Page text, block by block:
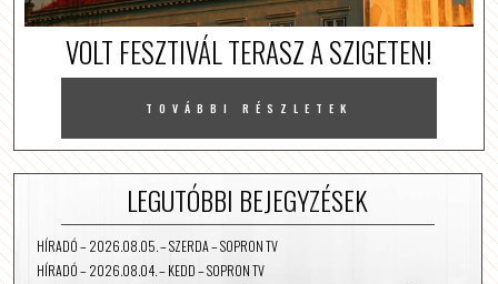
VOLT FESZTIVÁL TERASZ A SZIGETEN!
TOVÁBBI RÉSZLETEK
LEGUTÓBBI BEJEGYZÉSEK
HÍRADÓ – 2026.08.05. – SZERDA – SOPRON TV
HÍRADÓ – 2026.08.04. – KEDD – SOPRON TV